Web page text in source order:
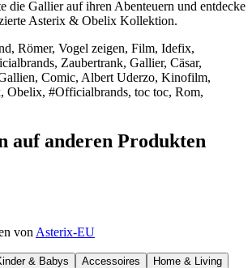
die Gallier auf ihren Abenteuern und entdecke
Asterix & Obelix Kollektion.
Römer, Vogel zeigen, Film, Idefix,
Zaubertrank, Gallier, Cäsar,
Comic, Albert Uderzo, Kinofilm,
Obelix, #Officialbrands, toc toc, Rom,
auf anderen Produkten
von Asterix-EU
& Babys Accessoires
Home & Living